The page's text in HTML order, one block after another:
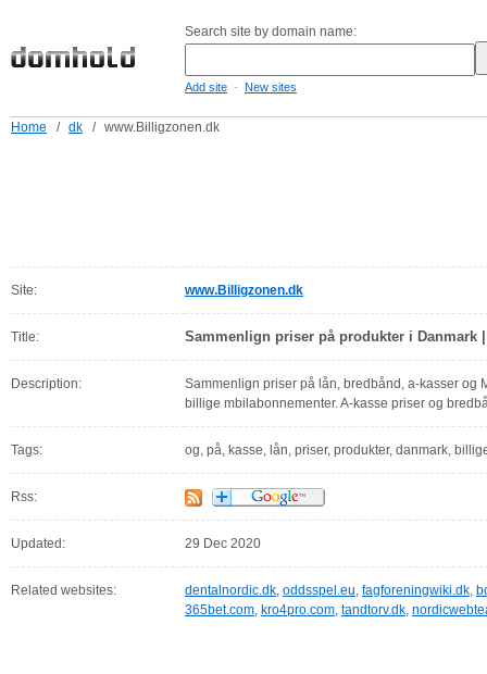
Search site by domain name:
Add site - New sites
Home / dk / www.Billigzonen.dk
Site: www.Billigzonen.dk
Title: Sammenlign priser på produkter i Danmark
Description:
Sammenlign priser på lån, bredbånd, a-kasser og
billige mbilabonnementer. A-kasse priser og
Tags: og, på, kasse, lån, priser, produkter, danmark,
Rss:
Updated: 29 Dec 2020
Related websites: dentalnordic.dk, oddsspel.eu, fagforeningwiki.dk,
365bet.com, kro4pro.com, tandtorv.dk,